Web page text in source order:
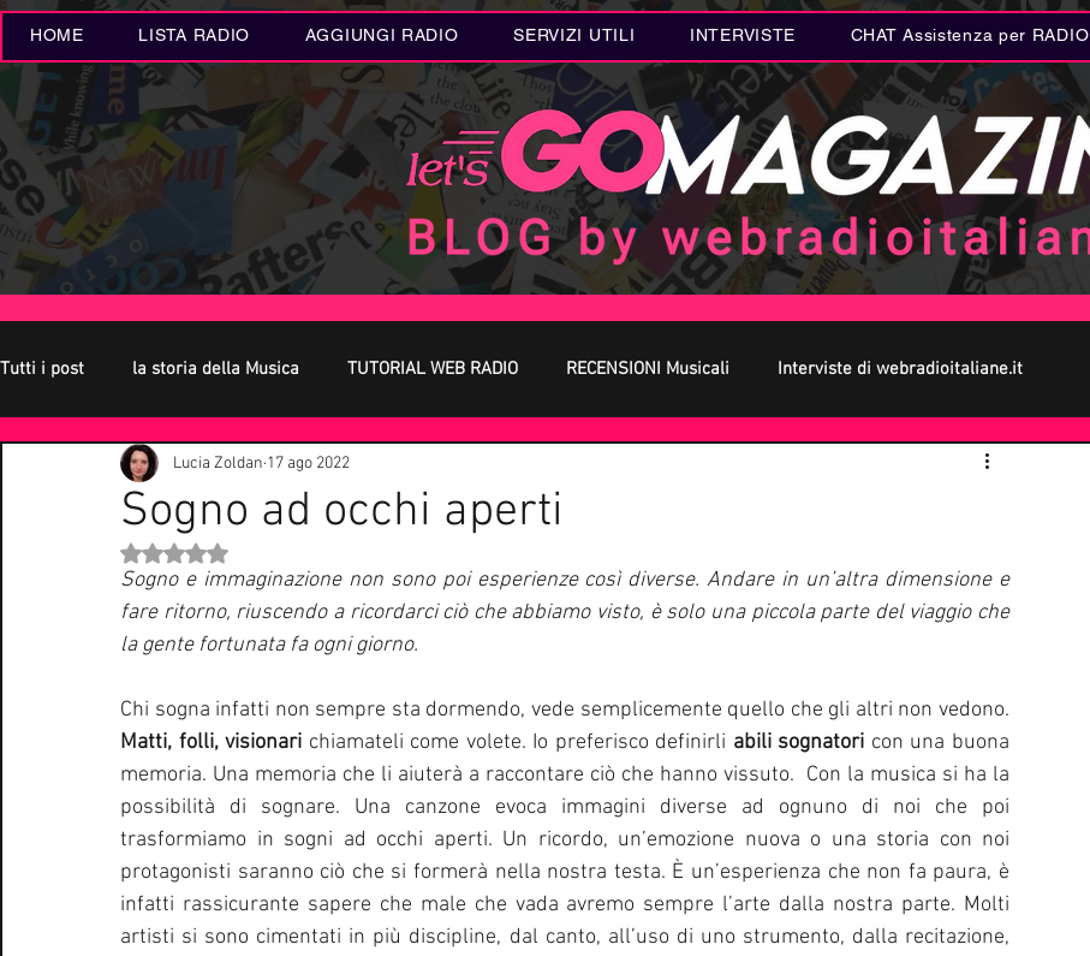
HOME LISTA RADIO AGGIUNGI RADIO SERVIZI UTILI INTERVISTE CHAT Assistenza per RADIO
Tutti i post la storia della Musica TUTORIAL WEB RADIO RECENSIONI Musicali Interviste di webradioitaliane.it
Oroscopo Concerti Live Eventi MUSICA Letteratura
Curiosità Radio Novità RADIO
EUROVISION SONG CONTEST Donne Biografie
Notizie Musica Consigli Life Coaching Intervista alla RADIO Anniversari Sanremo
Sogno ad occhi aperti
Lucia Zoldan 17 ago 2022
Valutazione NaN stelle su 5.
Sogno e immaginazione non sono poi esperienze così diverse. Andare in un’altra dimensione e
fare ritorno, riuscendo a ricordarci ciò che abbiamo visto, è solo una piccola parte del viaggio che
la gente fortunata fa ogni giorno.
Matti, folli, visionari chiamateli come volete. Io preferisco definirli abili sognatori con una buona
memoria. Una memoria che li aiuterà a raccontare ciò che hanno vissuto.  Con la musica si ha la
possibilità di sognare. Una canzone evoca immagini diverse ad ognuno di noi che poi
trasformiamo in sogni ad occhi aperti. Un ricordo, un’emozione nuova o una storia con noi
protagonisti saranno ciò che si formerà nella nostra testa. È un’esperienza che non fa paura, è
infatti rassicurante sapere che male che vada avremo sempre l’arte dalla nostra parte. Molti
artisti si sono cimentati in più discipline, dal canto, all’uso di uno strumento, dalla recitazione,